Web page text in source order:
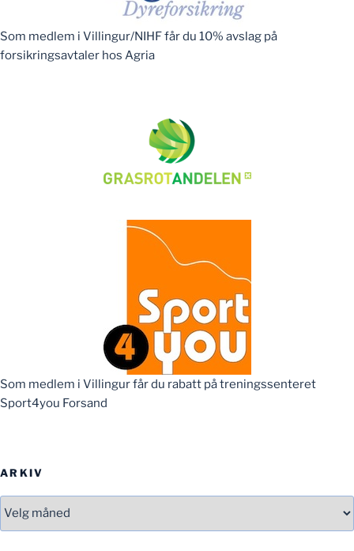
Som medlem i Villingur/NIHF får du 10% avslag på
forsikringsavtaler hos Agria
Som medlem i Villingur får du rabatt på treningssenteret
Sport4you Forsand
ARKIV